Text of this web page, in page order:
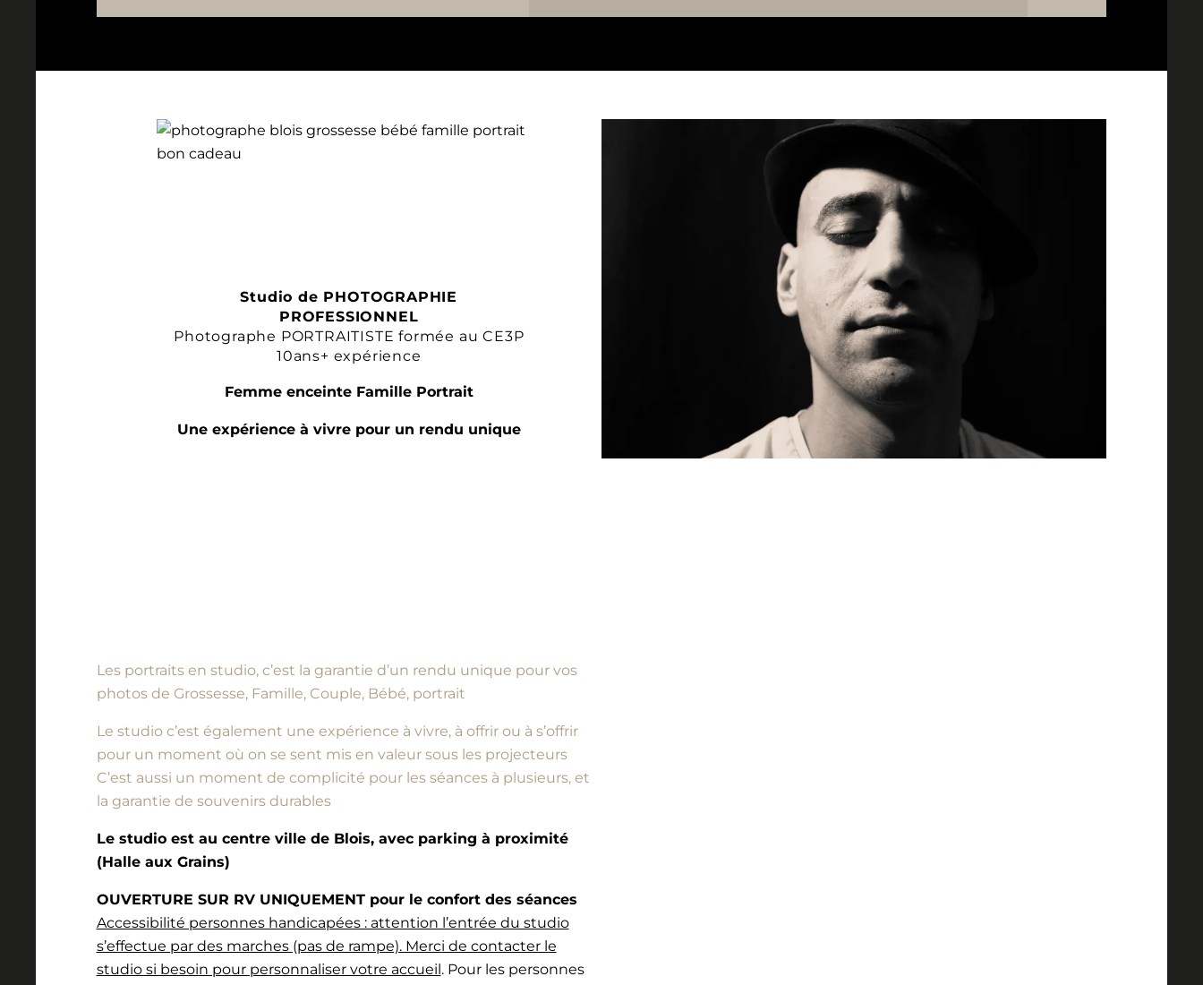
Studio de PHOTOGRAPHIE
PROFESSIONNEL
Photographe PORTRAITISTE formée au CE3P
10ans+ expérience
Femme enceinte Famille Portrait
Une expérience à vivre pour un rendu unique
Les portraits en studio, c’est la garantie d’un rendu unique pour vos
photos de Grossesse, Famille, Couple, Bébé, portrait
Le studio c’est également une expérience à vivre, à offrir ou à s’offrir
pour un moment où on se sent mis en valeur sous les projecteurs
C’est aussi un moment de complicité pour les séances à plusieurs, et
la garantie de souvenirs durables
Le studio est au centre ville de Blois, avec parking à proximité
(Halle aux Grains)
OUVERTURE SUR RV UNIQUEMENT pour le confort des séances
Accessibilité personnes handicapées : attention l’entrée du studio
s’effectue par des marches (pas de rampe). Merci de contacter le
studio si besoin pour personnaliser votre accueil. Pour les personnes